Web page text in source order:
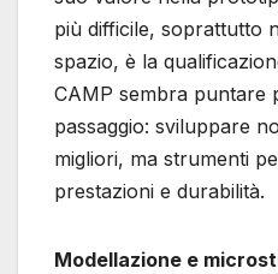
più difficile, soprattutto
spazio, è la
CAMP sembra puntare
passaggio: sviluppare
migliori, ma strumenti
prestazioni e durabilità.
Modellazione e